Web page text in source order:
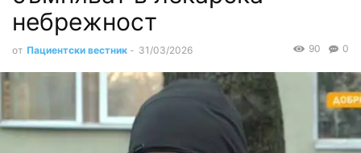
небрежност
от Пациентски вестник - 31/03/2026 0
90